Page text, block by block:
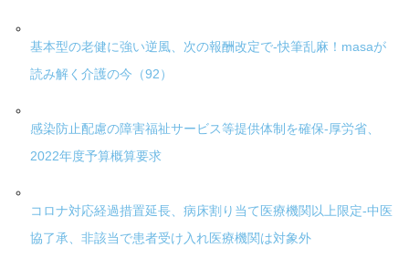
基本型の老健に強い逆風、次の報酬改定で-快筆乱麻！masaが
読み解く介護の今（92）
感染防止配慮の障害福祉サービス等提供体制を確保-厚労省、
2022年度予算概算要求
コロナ対応経過措置延長、病床割り当て医療機関以上限定-中医
協了承、非該当で患者受け入れ医療機関は対象外